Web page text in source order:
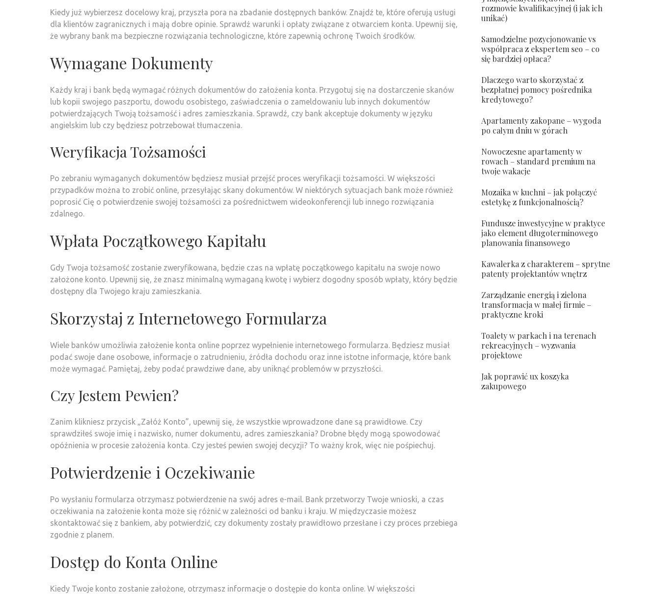
Kiedy już wybierzesz docelowy kraj, przyszła pora na zbadanie dostępnych banków. Znajdź te, które oferują usługi
dla klientów zagranicznych i mają dobre opinie. Sprawdź warunki i opłaty związane z otwarciem konta. Upewnij się,
że wybrany bank ma bezpieczne rozwiązania technologiczne, które zapewnią ochronę Twoich środków.
Wymagane Dokumenty
Każdy kraj i bank będą wymagać różnych dokumentów do założenia konta. Przygotuj się na dostarczenie skanów
lub kopii swojego paszportu, dowodu osobistego, zaświadczenia o zameldowaniu lub innych dokumentów
potwierdzających Twoją tożsamość i adres zamieszkania. Sprawdź, czy bank akceptuje dokumenty w języku
angielskim lub czy będziesz potrzebował tłumaczenia.
Weryfikacja Tożsamości
Po zebraniu wymaganych dokumentów będziesz musiał przejść proces weryfikacji tożsamości. W większości
przypadków można to zrobić online, przesyłając skany dokumentów. W niektórych sytuacjach bank może również
poprosić Cię o potwierdzenie swojej tożsamości za pośrednictwem wideokonferencji lub innego rozwiązania
zdalnego.
Wpłata Początkowego Kapitału
Gdy Twoja tożsamość zostanie zweryfikowana, będzie czas na wpłatę początkowego kapitału na swoje nowo
założone konto. Upewnij się, że znasz minimalną wymaganą kwotę i wybierz dogodny sposób wpłaty, który będzie
dostępny dla Twojego kraju zamieszkania.
Skorzystaj z Internetowego Formularza
Wiele banków umożliwia założenie konta online poprzez wypełnienie internetowego formularza. Będziesz musiał
podać swoje dane osobowe, informacje o zatrudnieniu, źródła dochodu oraz inne istotne informacje, które bank
może wymagać. Pamiętaj, żeby podać prawdziwe dane, aby uniknąć problemów w przyszłości.
Czy Jestem Pewien?
Zanim klikniesz przycisk „Załóż Konto”, upewnij się, że wszystkie wprowadzone dane są prawidłowe. Czy
sprawdziłeś swoje imię i nazwisko, numer dokumentu, adres zamieszkania? Drobne błędy mogą spowodować
opóźnienia w procesie założenia konta. Czy jesteś pewien swojej decyzji? To ważny krok, więc nie pośpiechuj.
Potwierdzenie i Oczekiwanie
Po wysłaniu formularza otrzymasz potwierdzenie na swój adres e-mail. Bank przetworzy Twoje wnioski, a czas
oczekiwania na założenie konta może się różnić w zależności od banku i kraju. W międzyczasie możesz
skontaktować się z bankiem, aby potwierdzić, czy dokumenty zostały prawidłowo przesłane i czy proces przebiega
zgodnie z planem.
Dostęp do Konta Online
Kiedy Twoje konto zostanie założone, otrzymasz informacje o dostępie do konta online. W większości
rozmowie kwalifikacyjnej (i jak ich
unikać)
Samodzielne pozycjonowanie vs
współpraca z ekspertem seo – co
się bardziej opłaca?
Dlaczego warto skorzystać z
bezpłatnej pomocy pośrednika
kredytowego?
Apartamenty zakopane – wygoda
po całym dniu w górach
Nowoczesne apartamenty w
rowach – standard premium na
twoje wakacje
Mozaika w kuchni – jak połączyć
estetykę z funkcjonalnością?
Fundusze inwestycyjne w praktyce
jako element długoterminowego
planowania finansowego
Kawalerka z charakterem – sprytne
patenty projektantów wnętrz
Zarządzanie energią i zielona
transformacja w małej firmie –
praktyczne kroki
Toalety w parkach i na terenach
rekreacyjnych – wyzwania
projektowe
Jak poprawić ux koszyka
zakupowego